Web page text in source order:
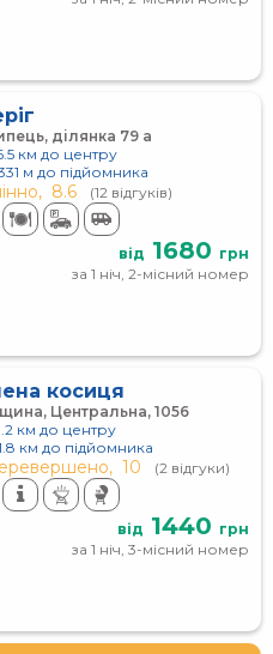
ділянка 79 а
км до центру
м до підйомника
8.6 (12 відгуків)
від 1680 грн
за 1 ніч, 2-місний номер
косиця
Центральна, 1056
км до центру
км до підйомника
10 (2 відгуки)
від 1440 грн
за 1 ніч, 3-місний номер